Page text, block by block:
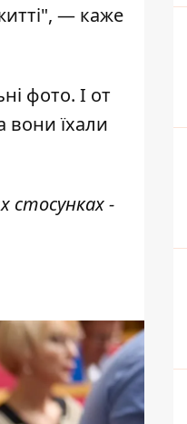
— каже
фото. І от
вони їхали
стосунках -